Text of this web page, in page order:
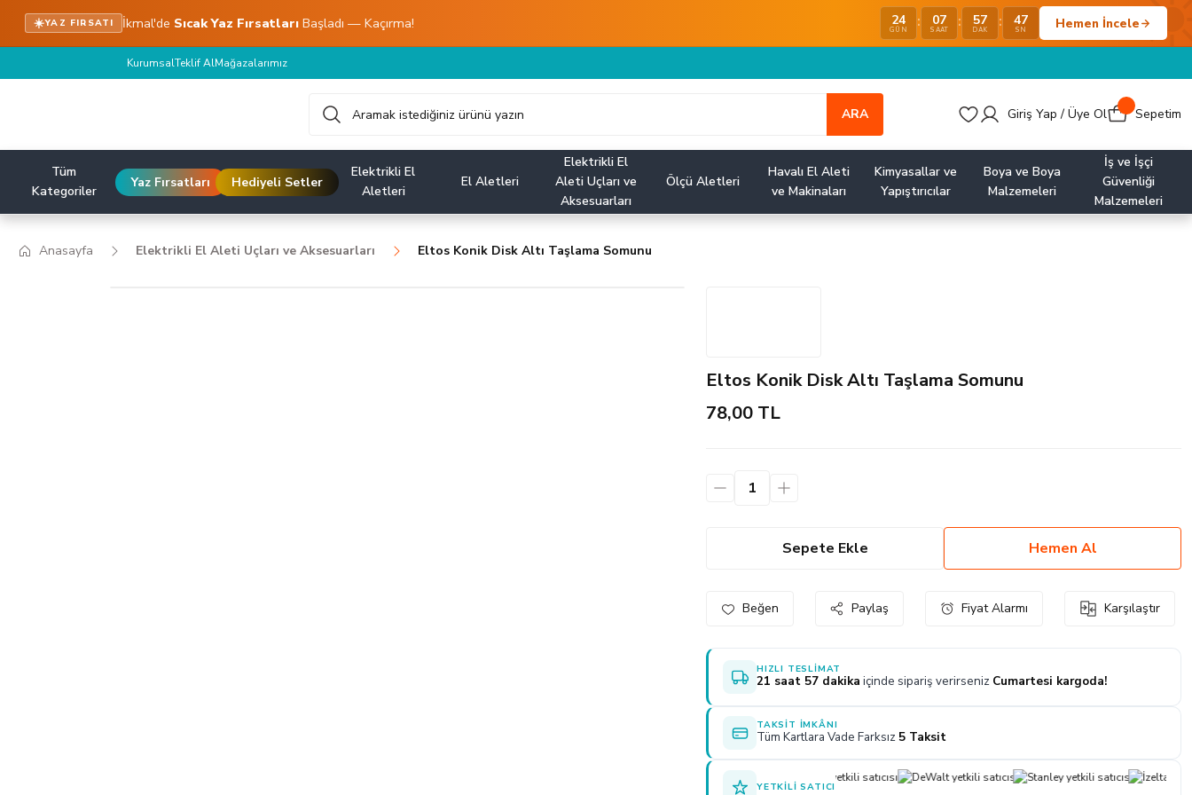
☀️YAZ FIRSATI İkmal'de Sıcak Yaz Fırsatları Başladı — Kaçırma! 24
GÜN : 07
SAAT : 57
DAK : 47
SN Hemen İncele
KurumsalTeklif AlMağazalarımız
ARA Giriş Yap / Üye Ol Sepetim
Tüm
Kategoriler
Yaz Fırsatları Hediyeli Setler
Elektrikli El
Aletleri
El Aletleri
Elektrikli El
Aleti Uçları ve
Aksesuarları
Ölçü Aletleri
Havalı El Aleti
ve Makinaları
Kimyasallar ve
Yapıştırıcılar
Boya ve Boya
Malzemeleri
İş ve İşçi
Güvenliği
Malzemeleri
Anasayfa Elektrikli El Aleti Uçları ve Aksesuarları Eltos Konik Disk Altı Taşlama Somunu
Eltos Konik Disk Altı Taşlama Somunu
78,00 TL
Sepete Ekle Hemen Al
Paylaş Fiyat Alarmı Karşılaştır
HIZLI TESLIMAT
21 saat 57 dakika içinde sipariş verirseniz Cumartesi kargoda!
TAKSIT İMKÂNI
Tüm Kartlara Vade Farksız 5 Taksit
YETKILI SATICI